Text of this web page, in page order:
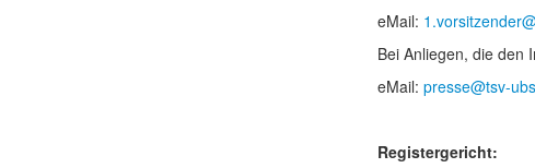
eMail:
Bei Anliegen, die den
eMail: presse@tsv-
Registergericht: